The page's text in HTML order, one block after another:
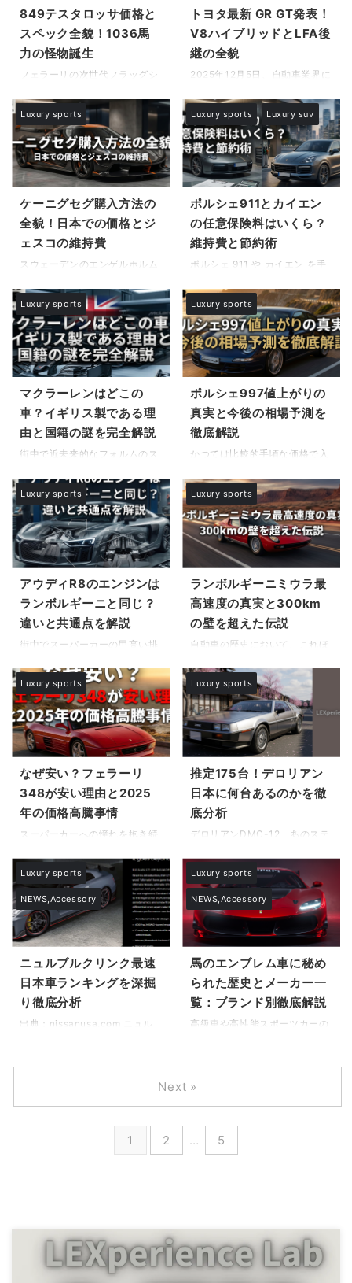
ー200馬力を超える高出力エン
ジンに起因するA45 AMGのタ
ービンブロー故障事例や、精密
な制御を要するDCTの故障リス
クと予防策を解説した専門的な
不可欠です。この記事では、現
場の声やデータを基にA45
AMGの耐久性と寿命を徹底解説
します。さらに、 ...
たは、おそらくその圧倒的なパ
フォーマンスや美しいデザイン
の裏側にある秘密を知りたいと
感じているはずです。ここで
は、開発者へのインタビューか
エンジンに関する詳細、そして
既存の枠に囚われない開発秘話
について深く掘り下げていきま
す。 GR GTの基本スペ ...
849テスタロッサ価格と
スペック全貌！1036馬
力の怪物誕生
フェラーリの次世代フラッグシ
中を駆け巡る中、多くの自動車
ファンが最も注目しているのは
849テスタロッサの価格とスペ
ック詳細ではないでしょうか。
一部の熱心な愛好家の間では
849テスタロッサはダサいとい
う評判も聞かれますが、その革
新的なデザインの真価はどこに
あるのか気になるところです。
本記事では、現代に蘇った伝説
の名を持つ849テスタロッサの
出力1036馬力の驚異的な走行
性能について徹底的に解説しま
す。さらに、購入を検討されて
いる方のために日本国内での発
...
トヨタ最新 GR GT発表！
V8ハイブリッドとLFA後
継の全貌
2025年12月5日、自動車業界に
を持して世界初公開した最新
GR GTは、カーボンニュートラ
ルへの移行が進む現代におい
て、あえて内燃機関の可能性を
極限まで追求した「公道を走る
レーシングカー」です。多くの
ファンが待ち望んだこのフラッ
グシップモデルについて、最新
GR GT技術仕様の徹底分析を行
い、その全貌を明らかにしてい
きます。また、同時に発表され
ポーツカーの姿を示唆する
Lexus LFA ConceptのBEV技術
についても詳しく解説します。
トヨタ ...
Luxury sports
ケーニグセグ購入方法の
全貌！日本での価格とジ
ェスコの維持費
スウェーデンのエンゲルホルム
ー、ケーニグセグ。その圧倒的
なパフォーマンスと芸術性は多
くの人々を魅了してやみませ
ん。しかし、実際にオーナーに
なるための道筋は一般的な自動
車購入とは大きく異なり、謎に
包まれている部分が多いのも事
実です。この記事では、国内正
規代理店ビンゴスポーツの役割
を中心に、ケーニグセグの基本
ステップと流れについて具体的
ァン垂涎の最新モデルであるジ
ェスコの詳細仕様や、世界記録
を持つジェスコの加速性能詳細
についても触れながら、夢を実
現するため ...
Luxury sports Luxury suv
ポルシェ911とカイエン
の任意保険料はいくら？
維持費と節約術
ポルシェ 911 や カイエン を手
にとって到達点の一つと言える
でしょう。しかし、購入の歓び
の直後に立ちはだかるのが、年
間を通じて発生する高額な 維持
費 の現実です。特に 任意保険
料 は、年齢や等級、そして車種
ごとのリスク評価によって大き
く変動するため、購入前に正確
なコストを把握しにくいのが難
点です。本記事では、ポルシェ
911 や カイエン 任意保険料 の
両保険 を適正化するための 協
定価額 の設定方法について解説
します。また、意外と知られて
いな ...
Luxury sports
マクラーレンはどこの
車？イギリス製である理
由と国籍の謎を完全解説
街中で近未来的なフォルムのス
エンブレムを見てどこの国のメ
ーカーなのだろうと疑問に思う
ことがあります。マクラーレン
はどこの車か国籍を解説する
と、その正解はイギリスです。
イングランドのサリー州ウォキ
ングにある本社と製造拠点で、
職人の手により一台ずつ組み立
てられています。しかし、F1で
の活動や複雑な歴史から、マク
ラーレンはどこの傘下にあるの
もあります。また、搭載エンジ
ンはリカルド社製であること
や、創業者ブルースの出身地と
の誤解も重なり、情報が交錯し
がちです ...
Luxury sports
ポルシェ997値上がりの
真実と今後の相場予測を
徹底解説
かつては比較的手頃な価格で入
れていたタイプ997ですが、こ
こ数年で市場の評価は劇的に変
化しました。ポルシェ997の相
場と現在の動向に関心を持つ多
くの方が、今こそ購入すべきタ
イミングなのか、あるいは既に
高騰しすぎているのかという疑
問を抱いているのではないでし
ょうか。本記事では、なぜ今ポ
ルシェ997が値上がりしている
理由を詳細に分析し、その背景
いきます。さらに、空冷モデル
の高騰が引き起こした水冷ポル
シェ値上がりの波及効果につい
ても触れながら、今後の市場展
...
Luxury sports
アウディR8のエンジンは
ランボルギーニと同じ？
違いと共通点を解説
街中でスーパーカーの甲高い排
に思うことはないでしょうか。
アウディR8のエンジンはランボ
ルギーニと同じものなのかとい
う点についてです。実はこの問
いに対する答えは非常に奥深
く、単なるイエスかノーかで片
付けられるものではありませ
ん。本記事では5.2L V10エンジ
ンの系譜と真実を紐解きなが
ら、両車の密接な関係性に迫り
ます。アウディR8とランボルギ
で見えてくる、意外な設計思想
の違いやメンテナンスの実情を
詳しく解説していきます。 アウ
ディR8とランボルギーニの ...
Luxury sports
ランボルギーニミウラ最
高速度の真実と300km
の壁を超えた伝説
自動車の歴史において、これほ
魅力を放つ存在は他に類を見ま
せん。スーパーカーというジャ
ンルそのものを切り拓いた伝説
のモデルに関して、多くの愛好
家がランボルギーニミウラ最高
速度という言葉にロマンを抱き
続けています。1966年の登場
時、メーカーが掲げた
「300km/h」という数字は、
当時の常識を覆す衝撃的なもの
でした。しかし、その数値の裏
と、当時の技術的限界との間で
揺れ動くドラマが存在していた
のです。本記事では、ランボル
ギーニミウラの最高速は？公称
と実測の ...
Luxury sports
なぜ安い？フェラーリ
348が安い理由と2025
年の価格高騰事情
スーパーカーへの憧れを抱き続
い価格帯で取引されていたモデ
ルに目が留まることがありま
す。特にバブル期の象徴とも言
える一台に関しては、フェラー
リ348が安い理由と歴史的背景
を解説する記事や情報が多く見
られます。一体なぜ、この跳ね
馬は長年にわたり市場で過小評
価されてきたのでしょうか。本
記事では、フェラーリ348が相
対的に安い主な理由とは何かを
問題や、所有する上で避けて通
Luxury sports
推定175台！デロリアン
日本に何台あるのかを徹
底分析
デロリアンDMC-12、あのステ
アがバサッと開く姿は、「バッ
ク・トゥ・ザ・フューチャー」
を観た誰もが一度は憧れる未来
の象徴でしょう。とはいえ、こ
の伝説的な車が、一体ここ日本
に何台存在しているのか、正確
な数字を知りたいけれど、情報
源によって「150台」「200
台」とバラバラで、結局何台な
んだ？とモヤモヤしていません
か。私も以前、都内のイベント
れ、「日本全体で一体どれほど
の生ける化石がいるのだろう」
Luxury sports
NEWS,Accessory
ニュルブルクリンク最速
日本車ランキングを深掘
り徹底分析
出典：nissanusa.com ニュル
は、世界中の自動車メーカーに
心に検索されている皆様は、一
発競争の現場に立ち会ってきま
したが、日本車が世界とどう渡
り合ってきたのか、その栄光と
試練を肌で感じてきました。さ
Luxury sports
NEWS,Accessory
馬のエンブレム車に秘め
られた歴史とメーカー一
覧：ブランド別徹底解説
高級車や高性能スポーツカーの
車」に興味をお持ちのあなた
は、単なる車種名ではなく、そ
いでしょうか。この馬のエンブ
源から、ポルシェのエンブレム
比較：シュトゥットガルトの紋
章が持つ意味、そしてアメリカ
1 2 … 5
Next »